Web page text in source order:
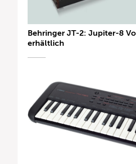
Behringer JT-2: Jupiter-8
erhältlich